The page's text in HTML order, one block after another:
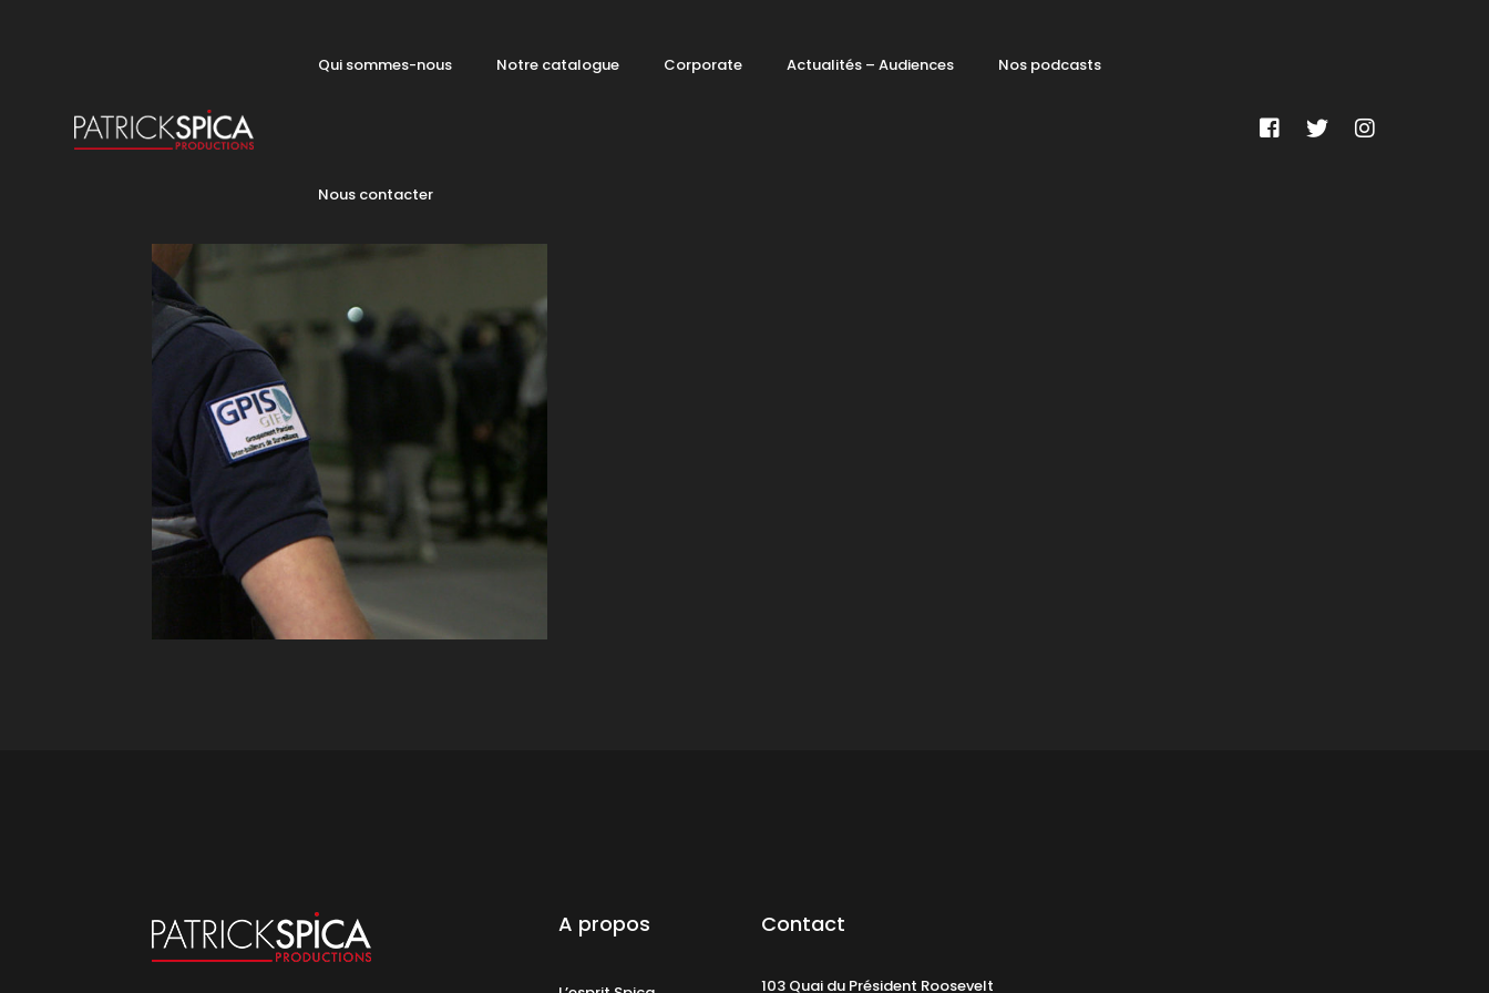
Qui sommes-nous Notre catalogue Corporate Actualités – Audiences Nos podcasts
Nous contacter
A propos Contact
103 Quai du Président Roosevelt